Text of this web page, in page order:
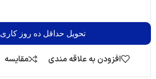
تحویل حداقل ده روز کاری
افزودن به علاقه مندی مقایسه